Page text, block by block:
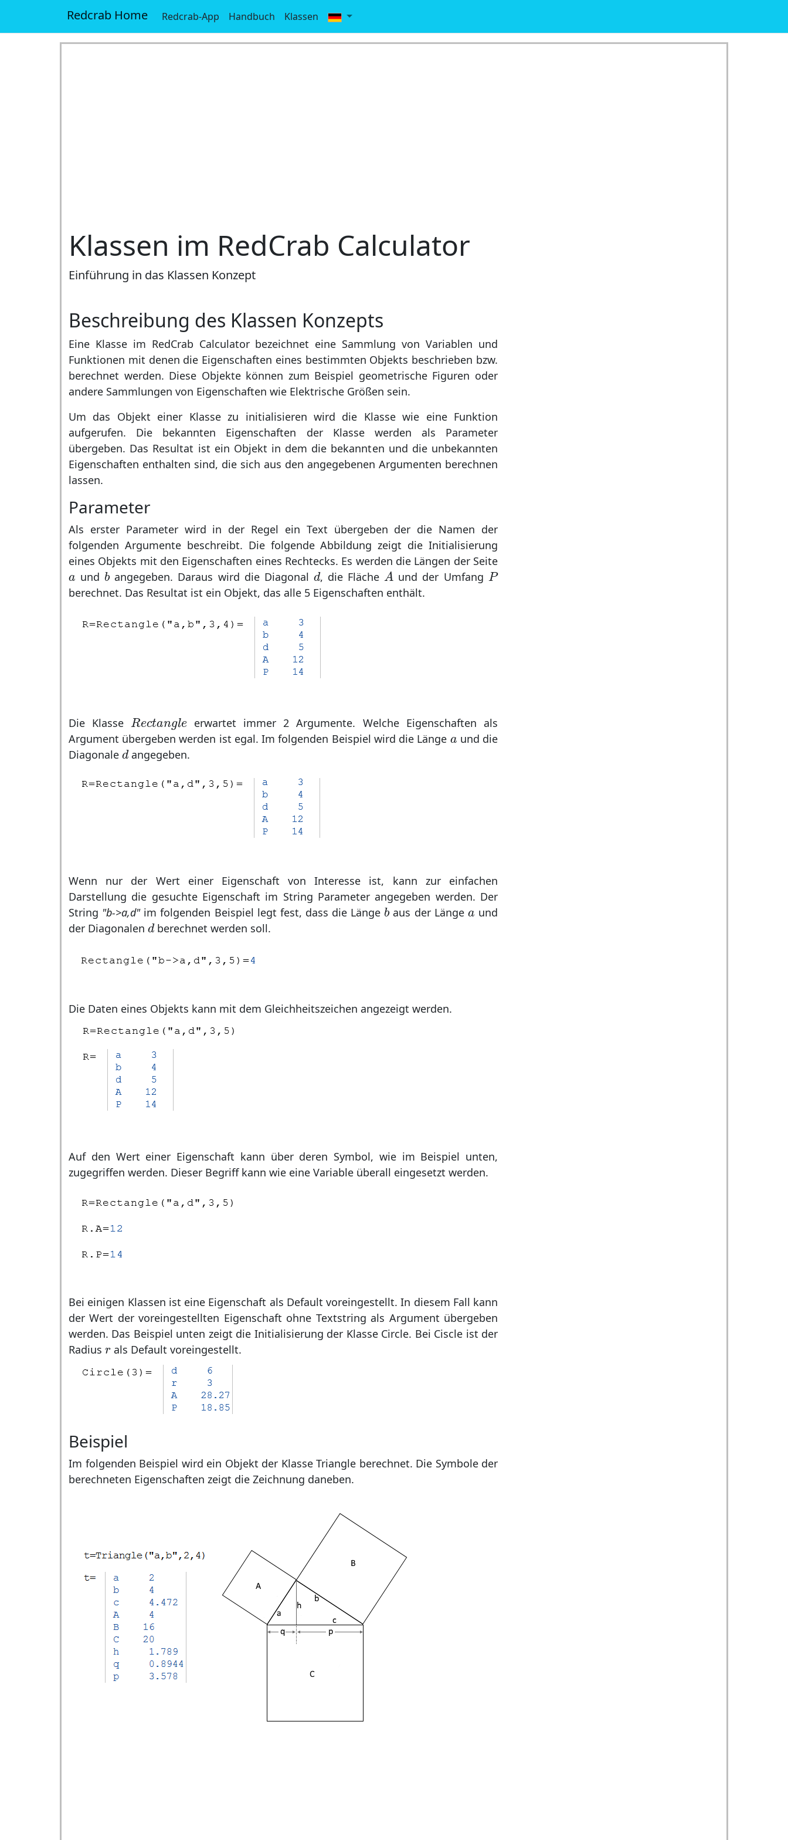
Redcrab Home Redcrab-App Handbuch Klassen
Klassen im RedCrab Calculator
Einführung in das Klassen Konzept
Beschreibung des Klassen Konzepts
Eine Klasse im RedCrab Calculator bezeichnet eine Sammlung von Variablen und
Funktionen mit denen die Eigenschaften eines bestimmten Objekts beschrieben bzw.
berechnet werden. Diese Objekte können zum Beispiel geometrische Figuren oder
andere Sammlungen von Eigenschaften wie Elektrische Größen sein.
Um das Objekt einer Klasse zu initialisieren wird die Klasse wie eine Funktion
aufgerufen. Die bekannten Eigenschaften der Klasse werden als Parameter
übergeben. Das Resultat ist ein Objekt in dem die bekannten und die unbekannten
Eigenschaften enthalten sind, die sich aus den angegebenen Argumenten berechnen
lassen.
Parameter
Als erster Parameter wird in der Regel ein Text übergeben der die Namen der
folgenden Argumente beschreibt. Die folgende Abbildung zeigt die Initialisierung
eines Objekts mit den Eigenschaften eines Rechtecks. Es werden die Längen der Seite
a
a und b
bangegeben. Daraus wird die Diagonal d
d, die FlächeA
A und der Umfang P
P
berechnet. Das Resultat ist ein Objekt, das alle 5 Eigenschaften enthält.
Die KlasseRectangle
Rectangleerwartet immer 2 Argumente. Welche Eigenschaften als
Argument übergeben werden ist egal. Im folgenden Beispiel wird die Länge a
a und die
Diagonale d
dangegeben.
Wenn nur der Wert einer Eigenschaft von Interesse ist, kann zur einfachen
Darstellung die gesuchte Eigenschaft im String Parameter angegeben werden. Der
String "b->a,d"im folgenden Beispiel legt fest, dass die Länge b
baus der Länge a
a und
der Diagonalen d
dberechnet werden soll.
Die Daten eines Objekts kann mit dem Gleichheitszeichen angezeigt werden.
Auf den Wert einer Eigenschaft kann über deren Symbol, wie im Beispiel unten,
zugegriffen werden. Dieser Begriff kann wie eine Variable überall eingesetzt werden.
Bei einigen Klassen ist eine Eigenschaft als Default voreingestellt. In diesem Fall kann
der Wert der voreingestellten Eigenschaft ohne Textstring als Argument übergeben
werden. Das Beispiel unten zeigt die Initialisierung der Klasse Circle. Bei Ciscle ist der
Radius r
r als Default voreingestellt.
Beispiel
Im folgenden Beispiel wird ein Objekt der Klasse Triangle berechnet. Die Symbole der
berechneten Eigenschaften zeigt die Zeichnung daneben.